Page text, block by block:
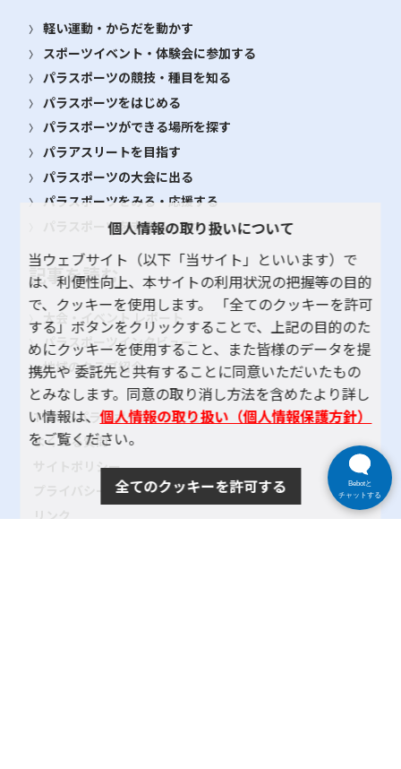
軽い運動・からだを動かす
スポーツイベント・体験会に参加する
パラスポーツの競技・種目を知る
パラスポーツをはじめる
パラスポーツができる場所を探す
パラアスリートを目指す
パラスポーツの大会に出る
パラスポーツをみる・応援する
パラスポーツを支える・関わる
記事を読む
大会・イベント レポート
パラスポーツインタビュー
地域のクラブ紹介
TOKYOパラスポーツ・ナビとは
よくある質問
サイトポリシー
プライバシーポリシー
リンク
個人情報の取り扱いについて
当ウェブサイト（以下「当サイト」といいます）で
は、利便性向上、本サイトの利用状況の把握等の目的
で、クッキーを使用します。 「全てのクッキーを許可
する」ボタンをクリックすることで、上記の目的のた
めにクッキーを使用すること、また皆様のデータを提
携先や 委託先と共有することに同意いただいたもの
とみなします。同意の取り消し方法を含めたより詳し
い情報は、個人情報の取り扱い（個人情報保護方針）
をご覧ください。
全てのクッキーを許可する
Bebotと
チャットする